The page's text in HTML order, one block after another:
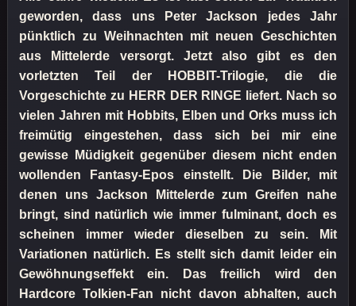
geworden, dass uns Peter Jackson jedes Jahr
pünktlich zu Weihnachten mit neuen Geschichten
aus Mittelerde versorgt. Jetzt also gibt es den
vorletzten Teil der HOBBIT-Trilogie, die die
Vorgeschichte zu HERR DER RINGE liefert. Nach so
vielen Jahren mit Hobbits, Elben und Orks muss ich
freimütig eingestehen, dass sich bei mir eine
gewisse Müdigkeit gegenüber diesem nicht enden
wollenden Fantasy-Epos einstellt. Die Bilder, mit
denen uns Jackson Mittelerde zum Greifen nahe
bringt, sind natürlich wie immer fulminant, doch es
scheinen immer wieder dieselben zu sein. Mit
Variationen natürlich. Es stellt sich damit leider ein
Gewöhnungseffekt ein. Das freilich wird den
Hardcore Tolkien-Fan nicht davon abhalten, auch